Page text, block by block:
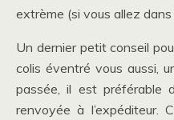
extrème (si vous allez dans
Un dernier petit conseil
colis éventré vous aussi,
passée, il est préférable
renvoyée à l’expéditeur.